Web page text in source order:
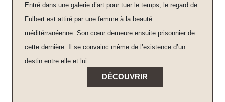
Entré dans une galerie d’art pour tuer le temps, le regard de
Fulbert est attiré par une femme à la beauté
méditérranéenne. Son cœur demeure ensuite prisonnier de
cette dernière. Il se convainc même de l’existence d’un
destin entre elle et lui….
DÉCOUVRIR